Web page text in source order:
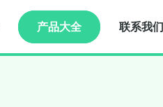
产品大全 联系我们